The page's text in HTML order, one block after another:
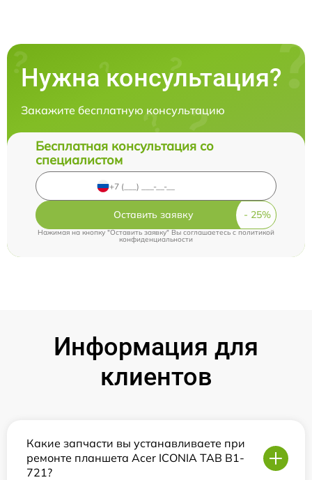
Нужна консультация?
Закажите бесплатную консультацию
Бесплатная консультация со
специалистом
Оставить заявку
Нажимая на кнопку "Оставить заявку" Вы соглашаетесь cполитикой
конфиденциальности
Информация для
клиентов
Какие запчасти вы устанавливаете при
ремонте планшета Acer ICONIA TAB B1-
721?